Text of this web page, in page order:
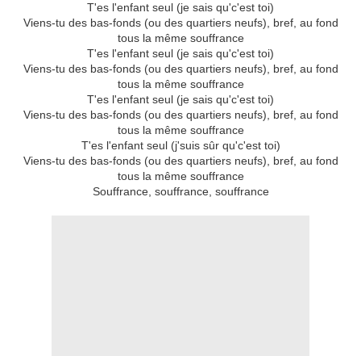
T'es l'enfant seul (je sais qu'c'est toi)
Viens-tu des bas-fonds (ou des quartiers neufs), bref, au fond
tous la même souffrance
T'es l'enfant seul (je sais qu'c'est toi)
Viens-tu des bas-fonds (ou des quartiers neufs), bref, au fond
tous la même souffrance
T'es l'enfant seul (je sais qu'c'est toi)
Viens-tu des bas-fonds (ou des quartiers neufs), bref, au fond
tous la même souffrance
T'es l'enfant seul (j'suis sûr qu'c'est toi)
Viens-tu des bas-fonds (ou des quartiers neufs), bref, au fond
tous la même souffrance
Souffrance, souffrance, souffrance